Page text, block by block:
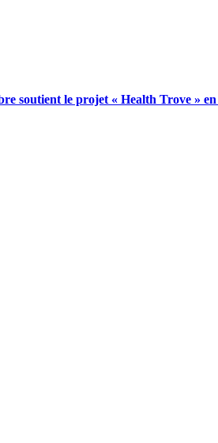
soutient le projet « Health Trove »